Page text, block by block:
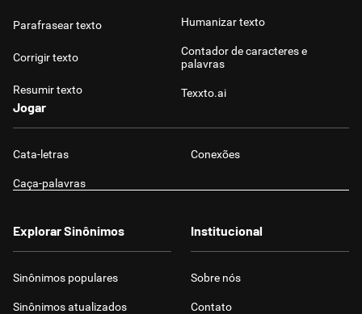
Dicionário
Parafrasear texto
Corrigir texto
Resumir texto
Humanizar texto
Contador de caracteres e
palavras
Texxto.ai
Jogar
Cata-letras Conexões
Caça-palavras
Explorar Sinônimos
Sinônimos populares
Sinônimos atualizados
Institucional
Sobre nós
Contato